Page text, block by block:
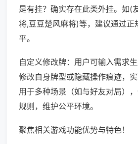
是有挂？确实存在此类外挂。如(
将,豆豆楚风麻将)等，建议通过正
平。
自定义修改牌：用户可输入需求生
修改自身牌型或隐藏操作痕迹，
用于多种场景（如与好友对局）
规则，维护公平环境。
聚焦相关游戏功能优势与特色！